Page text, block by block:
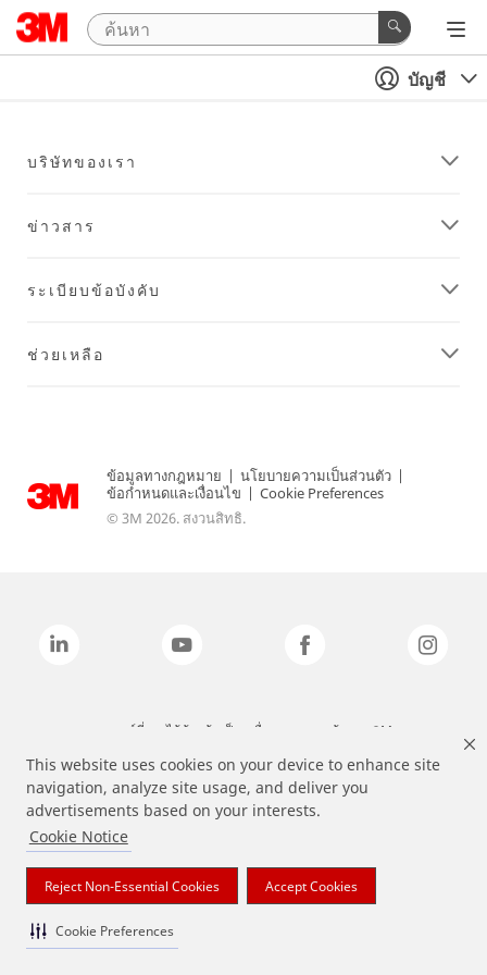
This website uses cookies on your device to enhance site
navigation, analyze site usage, and deliver you
advertisements based on your interests.
Cookie Notice
Reject Non-Essential Cookies Accept Cookies
Cookie Preferences
บัญชี
บริษัทของเรา
ข่าวสาร
ระเบียบข้อบังคับ
ช่วยเหลือ
ข้อมูลทางกฎหมาย | นโยบายความเป็นส่วนตัว |
ข้อกำหนดและเงื่อนไข | Cookie Preferences
© 3M 2026. สงวนสิทธิ.
แบรนด์ที่ระบุไว้ข้างต้นเป็นเครื่องหมายการค้าของ 3M